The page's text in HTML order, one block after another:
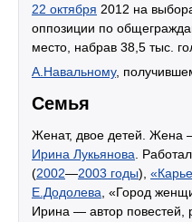
22 октября 2012 на
оппозиции по
место, набрав 38,5 тыс.
А.Навальному,
Семья
Женат, двое детей. Жена
Ирина Лукьянова.
(2002—2003 годы),
Е.Додолева, «Город
Ирина — автор повестей,